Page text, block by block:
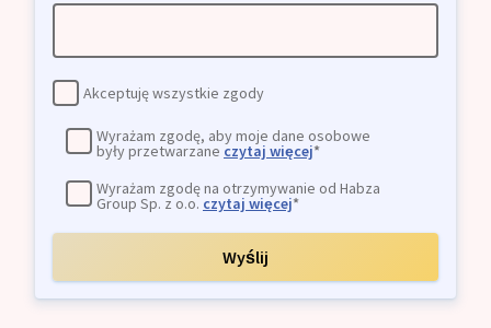
Akceptuję wszystkie zgody
Wyrażam zgodę, aby moje dane osobowe
były przetwarzane czytaj więcej*
Wyrażam zgodę na otrzymywanie od Habza
Group Sp. z o.o. czytaj więcej*
Wyślij